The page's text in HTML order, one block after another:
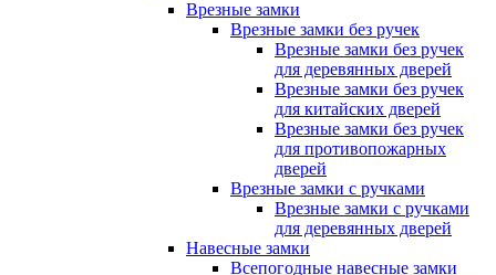
Врезные замки
Врезные замки без ручек
Врезные замки без ручек
для деревянных дверей
Врезные замки без ручек
для китайских дверей
Врезные замки без ручек
для противопожарных
дверей
Врезные замки с ручками
Врезные замки с ручками
для деревянных дверей
Навесные замки
Всепогодные навесные замки